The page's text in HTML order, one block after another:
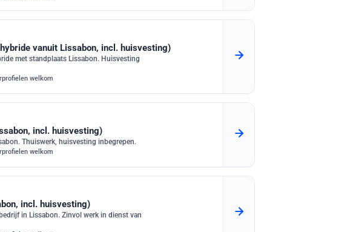
vanuit Lissabon, incl. huisvesting)
met standplaats Lissabon. Huisvesting
welkom
incl. huisvesting)
Thuiswerk, huisvesting inbegrepen.
welkom
incl. huisvesting)
in Lissabon. Zinvol werk in dienst van